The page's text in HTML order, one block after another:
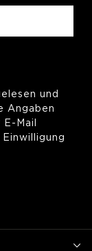
und
Angaben
Mail